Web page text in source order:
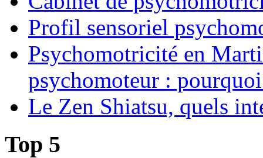
Profil sensoriel
Psychomotricité en
psychomoteur :
Le Zen Shiatsu, quels
Top 5